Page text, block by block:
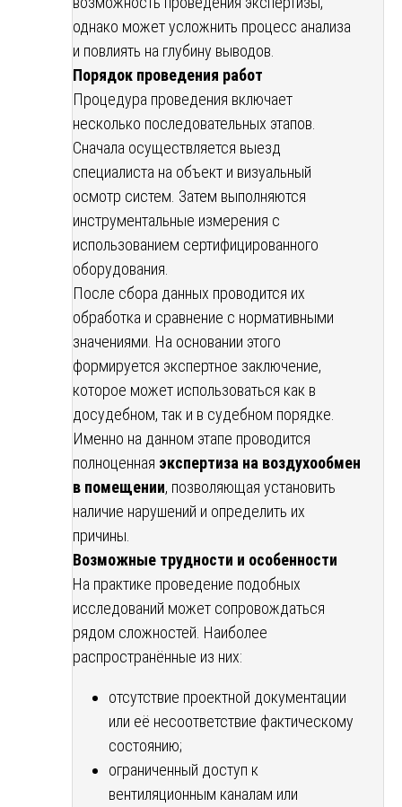
однако может усложнить процесс анализа
и повлиять на глубину выводов.
Порядок проведения работ
Процедура проведения включает
несколько последовательных этапов.
Сначала осуществляется выезд
специалиста на объект и визуальный
осмотр систем. Затем выполняются
инструментальные измерения с
использованием сертифицированного
оборудования.
После сбора данных проводится их
обработка и сравнение с нормативными
значениями. На основании этого
формируется экспертное заключение,
которое может использоваться как в
досудебном, так и в судебном порядке.
Именно на данном этапе проводится
полноценная экспертиза на воздухообмен
в помещении, позволяющая установить
наличие нарушений и определить их
причины.
Возможные трудности и особенности
На практике проведение подобных
исследований может сопровождаться
рядом сложностей. Наиболее
распространённые из них:
отсутствие проектной документации
или её несоответствие фактическому
состоянию;
ограниченный доступ к
вентиляционным каналам или